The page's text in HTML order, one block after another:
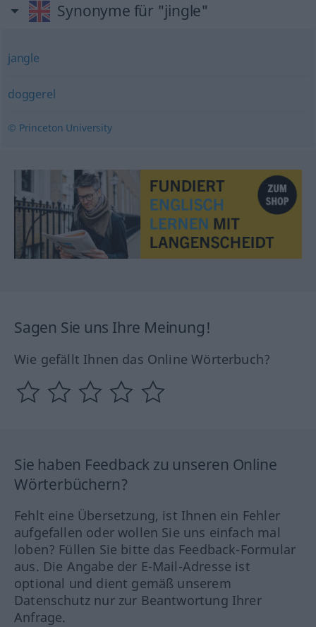
Synonyme für "jingle"
jangle
doggerel
© Princeton University
Sagen Sie uns Ihre Meinung!
Wie gefällt Ihnen das Online Wörterbuch?
Sie haben Feedback zu unseren Online
Wörterbüchern?
Fehlt eine Übersetzung, ist Ihnen ein Fehler
aufgefallen oder wollen Sie uns einfach mal
loben? Füllen Sie bitte das Feedback-Formular
aus. Die Angabe der E-Mail-Adresse ist
optional und dient gemäß unserem
Datenschutz nur zur Beantwortung Ihrer
Anfrage.